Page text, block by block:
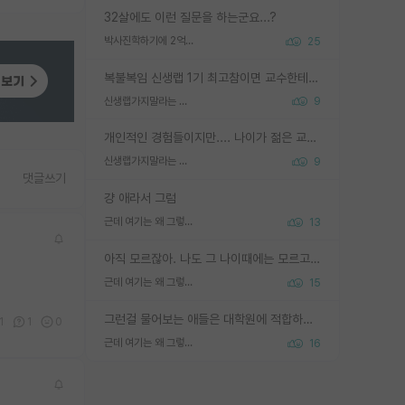
32살에도 이런 질문을 하는군요...?
박사진학하기에 2억은 괜찮은 (?) 정도의 경제력인가요 25
복불복임 신생랩 1기 최고참이면 교수한테 직접 지도받는 시간이 매우 많음 제대로 된 교수라면 말이지 그게 아니라면 그냥 넌 해방 불가능한 노예 1호에 감점쓰레기통이 되는거고
신생랩가지말라는 이유가 있었구나 9
개인적인 경험들이지만.... 나이가 젊은 교수일수록 꼰대라는 가면을 쓴 채로 무례함을 행동하는 경우가 거의 90% 정도였음. 나이가 어린데 다른 또래들과 달리 명예, 권력, 재력까지 얻었으니 세상 다 가진 기분이겠지. 오히러 나이 든 교수들이 행동과 말을 더 조심하시더라.
신생랩가지말라는 이유가 있었구나 9
걍 애라서 그럼
근데 여기는 왜 그렇게 SPK를 물어보는거임? 13
아직 모르잖아. 나도 그 나이때에는 모르고 평가 받고 안심하고 싶었어.
근데 여기는 왜 그렇게 SPK를 물어보는거임? 15
그런걸 물어보는 애들은 대학원에 적합하지 않다
근데 여기는 왜 그렇게 SPK를 물어보는거임? 16
댓글쓰기